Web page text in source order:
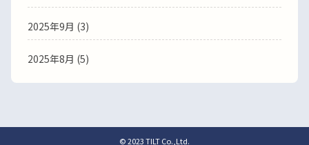
2025年9月 (3)
2025年8月 (5)
© 2023 TILT Co.,Ltd.